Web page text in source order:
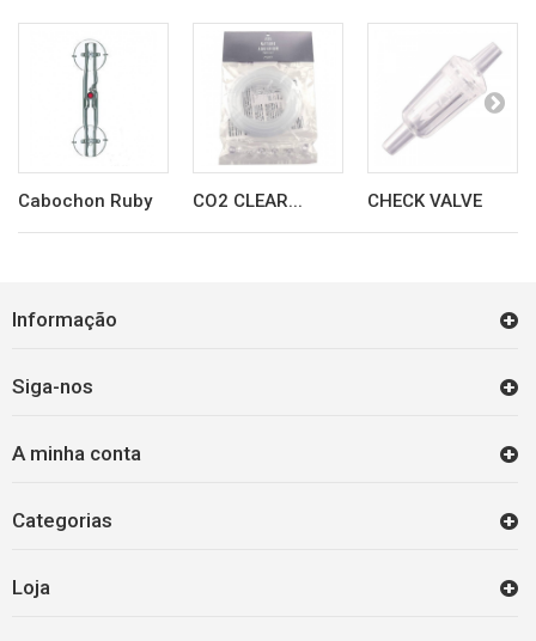
Cabochon Ruby CO2 CLEAR... CHECK VALVE
Informação
Siga-nos
A minha conta
Categorias
Loja